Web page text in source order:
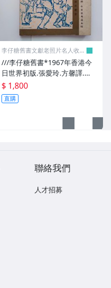
李仔糖舊書文獻老照片名人收藏
///李仔糖舊書*1967年香港今
日世界初版.張愛玲.方馨譯.睡
谷故事.李伯大夢(k338)
$ 1,800
直購
聯絡我們
人才招募